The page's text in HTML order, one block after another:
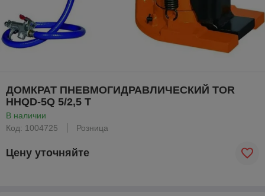
ДОМКРАТ ПНЕВМОГИДРАВЛИЧЕСКИЙ TOR
HHQD-5Q 5/2,5 Т
В наличии
Код: 1004725
Розница
Цену уточняйте